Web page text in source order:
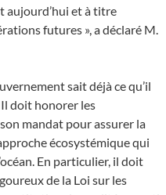
aujourd’hui et à titre
futures », a déclaré M.
sait déjà ce qu’il
Il doit honorer les
mandat pour assurer la
écosystémique qui
En particulier, il doit
de la Loi sur les